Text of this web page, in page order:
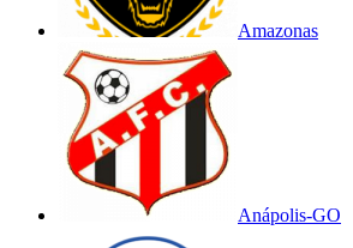
Amazonas
Anápolis-GO